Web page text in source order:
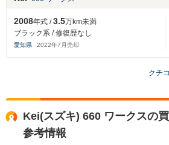
2008年式 /3.5万km未満
ブラック系 / 修復歴なし
愛知県 2022年7 月売却
クチ
Kei(スズキ) 660 ワークスの
参考情報